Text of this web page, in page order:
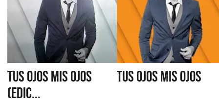
TUS OJOS MIS OJOS
(EDIC...
TUS OJOS MIS OJOS